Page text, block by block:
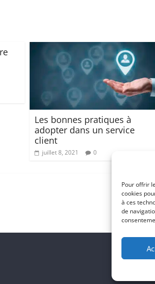
Pour offrir
cookies
à ces
de
Les bonnes pratiques à
adopter dans un service
client
juillet 8, 2021 0